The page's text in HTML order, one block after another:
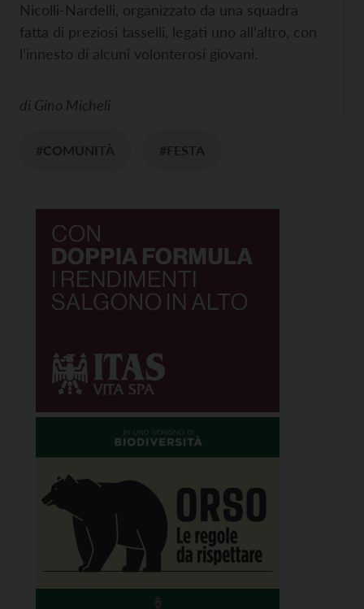
Nicolli-Nardelli, organizzato da una squadra
fatta di preziosi tasselli, legati uno all’altro, con
l’innesto di alcuni volonterosi giovani.
di Gino Micheli
#COMUNITÀ #FESTA